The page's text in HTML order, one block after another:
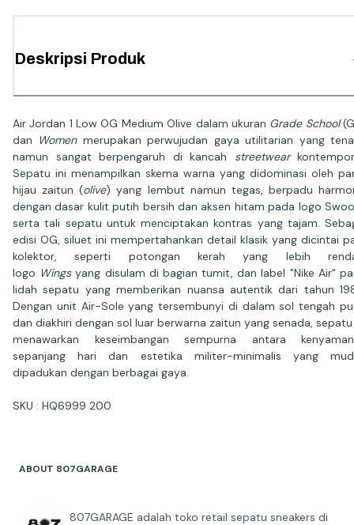
Deskripsi Produk
Air Jordan 1 Low OG Medium Olive dalam ukuran Grade School
dan Womenmerupakan perwujudan gaya utilitarian yang
namun sangat berpengaruh di kancah streetwear
Sepatu ini menampilkan skema warna yang didominasi oleh
hijau zaitun (olive) yang lembut namun tegas, berpadu
dengan dasar kulit putih bersih dan aksen hitam pada logo
serta tali sepatu untuk menciptakan kontras yang tajam.
edisi OG, siluet ini mempertahankan detail klasik yang dicintai
kolektor, seperti potongan kerah yang lebih
logo Wingsyang disulam di bagian tumit, dan label "Nike Air"
lidah sepatu yang memberikan nuansa autentik dari tahun
Dengan unit Air-Sole yang tersembunyi di dalam sol tengah
dan diakhiri dengan sol luar berwarna zaitun yang senada,
menawarkan keseimbangan sempurna antara
sepanjang hari dan estetika militer-minimalis yang
dipadukan dengan berbagai gaya.
SKU : HQ6999 200
ABOUT 807GARAGE
807GARAGE adalah toko retail sepatu sneakers di